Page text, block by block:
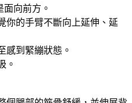
向前方。
你的手臂不斷向上延伸、延
到緊繃狀態。
。